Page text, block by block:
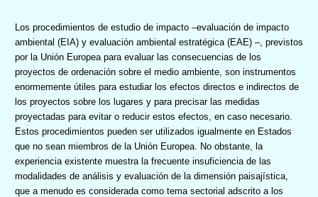
Los procedimientos de estudio de impacto –evaluación de impacto
ambiental (EIA) y evaluación ambiental estratégica (EAE) –, previstos
por la Unión Europea para evaluar las consecuencias de los
proyectos de ordenación sobre el medio ambiente, son instrumentos
enormemente útiles para estudiar los efectos directos e indirectos de
los proyectos sobre los lugares y para precisar las medidas
proyectadas para evitar o reducir estos efectos, en caso necesario.
Estos procedimientos pueden ser utilizados igualmente en Estados
que no sean miembros de la Unión Europea. No obstante, la
experiencia existente muestra la frecuente insuficiencia de las
modalidades de análisis y evaluación de la dimensión paisajística,
que a menudo es considerada como tema sectorial adscrito a los